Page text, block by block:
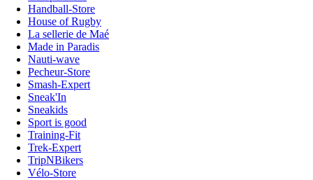
Handball-Store
House of Rugby
La sellerie de Maé
Made in Paradis
Nauti-wave
Pecheur-Store
Smash-Expert
Sneak'In
Sneakids
Sport is good
Training-Fit
Trek-Expert
TripNBikers
Vélo-Store